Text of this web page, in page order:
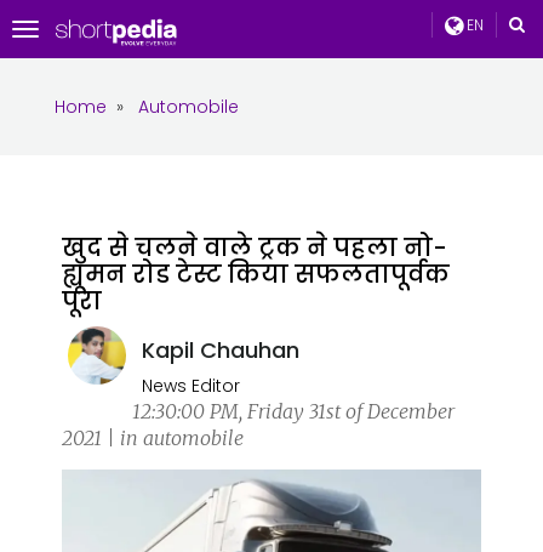
EN
Toggle
navigation
Home » Automobile
खुद से चलने वाले ट्रक ने पहला नो-
ह्यूमन रोड टेस्ट किया सफलतापूर्वक
पूरा
Kapil Chauhan
News Editor
12:30:00 PM, Friday 31st of December
2021 | in automobile